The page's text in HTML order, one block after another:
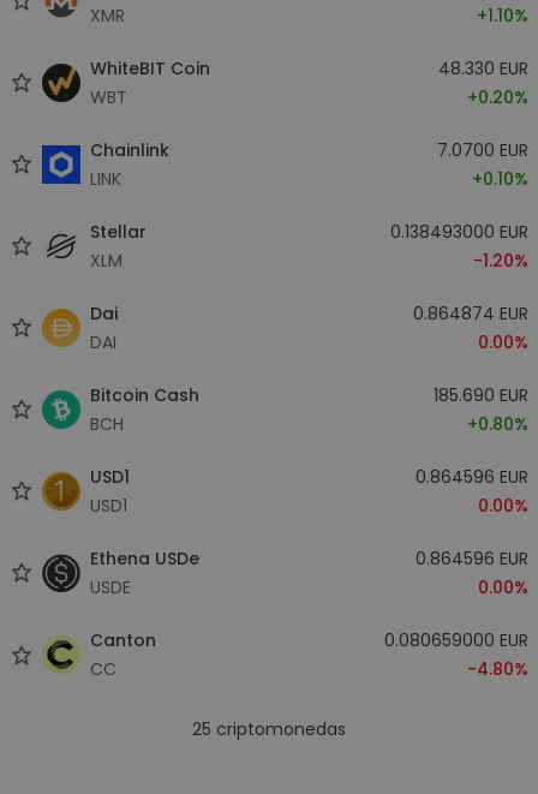
XMR
+1.10%
WhiteBIT Coin
WBT
48.330 EUR
+0.20%
Chainlink
LINK
7.0700 EUR
+0.10%
Stellar
XLM
0.138493000 EUR
-1.20%
Dai
DAI
0.864874 EUR
0.00%
Bitcoin Cash
BCH
185.690 EUR
+0.80%
USD1
USD1
0.864596 EUR
0.00%
Ethena USDe
USDE
0.864596 EUR
0.00%
Canton
CC
0.080659000 EUR
-4.80%
25 criptomonedas